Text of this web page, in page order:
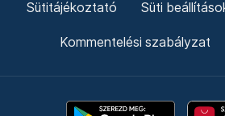
Sütitájékoztató Süti
Kommentelési szabályzat